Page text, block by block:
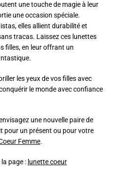
une touche de magie à leur
une occasion spéciale.
elles allient durabilité et
tracas. Laissez ces lunettes
filles, en leur offrant un
les yeux de vos filles avec
le monde avec confiance
une nouvelle paire de
pour un présent ou pour votre
Femme.
page : lunette coeur